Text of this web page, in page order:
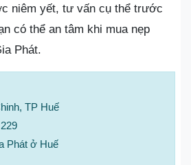
niêm yết, tư vấn cụ thể trước
có thể an tâm khi mua nẹp
Phát.
TP Huế
Phát ở Huế